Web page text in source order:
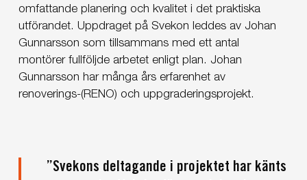
omfattande planering och kvalitet i det praktiska
utförandet. Uppdraget på Svekon leddes av Johan
Gunnarsson som tillsammans med ett antal
montörer fullföljde arbetet enligt plan. Johan
Gunnarsson har många års erfarenhet av
renoverings-(RENO) och uppgraderingsprojekt.
”Svekons deltagande i projektet har känts